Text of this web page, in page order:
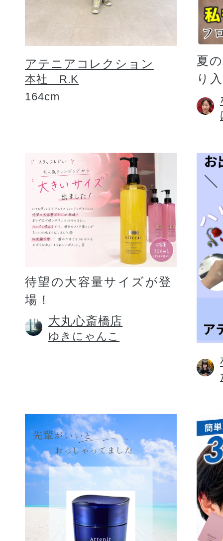
アテニアコレクション
本社 R.K
164cm
夏
り
待望の大容量サイズが登
場！
大丸心斎橋店
ゆきにゃんこ